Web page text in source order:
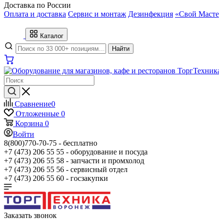
Доставка по России
Оплата и доставка Сервис и монтаж Дезинфекция «Свой
Каталог
Найти
Сравнение0
Отложенные 0
Корзина 0
Войти
8(800)770-70-75 - бесплатно
+7 (473) 206 55 55 - оборудование и посуда
+7 (473) 206 55 58 - запчасти и промхолод
+7 (473) 206 55 56 - сервисный отдел
+7 (473) 206 55 60 - госзакупки
Заказать звонок